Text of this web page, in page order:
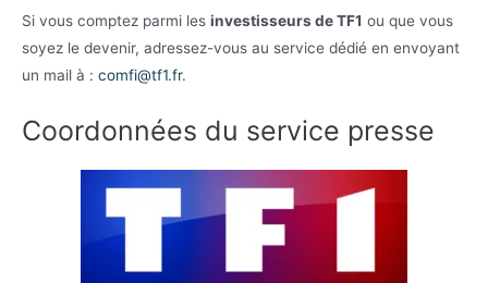
Si vous comptez parmi les investisseurs de TF1 ou que vous
soyez le devenir, adressez-vous au service dédié en envoyant
un mail à : comfi@tf1.fr.
Coordonnées du service presse